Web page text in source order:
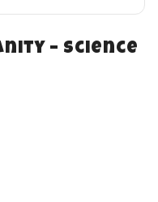
– Science